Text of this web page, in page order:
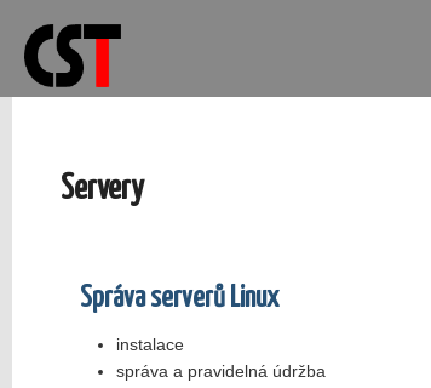
Servery
Správa serverů Linux
instalace
správa a pravidelná údržba